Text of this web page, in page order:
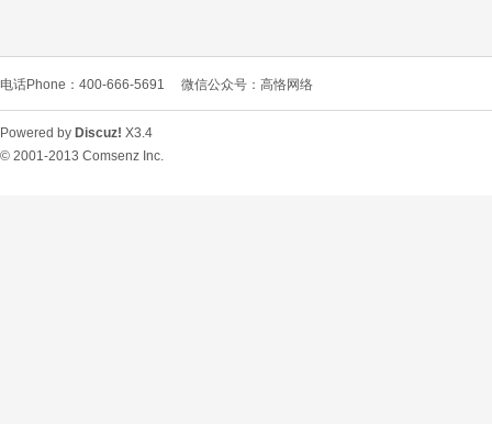
电话Phone：400-666-5691 微信公众号：高恪网络
Powered by Discuz! X3.4
© 2001-2013 Comsenz Inc.